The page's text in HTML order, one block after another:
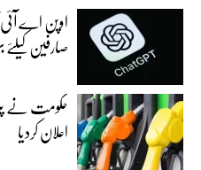
اوپن اے
صارفین
حکومت نے
اعلان کردیا